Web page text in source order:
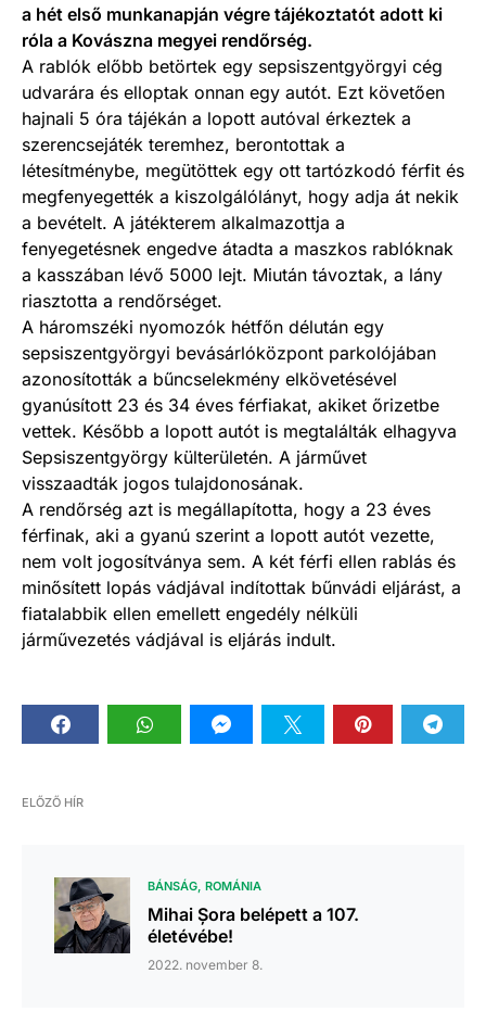
a hét első munkanapján végre tájékoztatót adott ki
róla a Kovászna megyei rendőrség.
A rablók előbb betörtek egy sepsiszentgyörgyi cég
udvarára és elloptak onnan egy autót. Ezt követően
hajnali 5 óra tájékán a lopott autóval érkeztek a
szerencsejáték teremhez, berontottak a
létesítménybe, megütöttek egy ott tartózkodó férfit és
megfenyegették a kiszolgálólányt, hogy adja át nekik
a bevételt. A játékterem alkalmazottja a
fenyegetésnek engedve átadta a maszkos rablóknak
a kasszában lévő 5000 lejt. Miután távoztak, a lány
riasztotta a rendőrséget.
A háromszéki nyomozók hétfőn délután egy
sepsiszentgyörgyi bevásárlóközpont parkolójában
azonosították a bűncselekmény elkövetésével
gyanúsított 23 és 34 éves férfiakat, akiket őrizetbe
vettek. Később a lopott autót is megtalálták elhagyva
Sepsiszentgyörgy külterületén. A járművet
visszaadták jogos tulajdonosának.
A rendőrség azt is megállapította, hogy a 23 éves
férfinak, aki a gyanú szerint a lopott autót vezette,
nem volt jogosítványa sem. A két férfi ellen rablás és
minősített lopás vádjával indítottak bűnvádi eljárást, a
fiatalabbik ellen emellett engedély nélküli
járművezetés vádjával is eljárás indult.
ELŐZŐ HÍR
BÁNSÁG ROMÁNIA
Mihai Șora belépett a 107.
életévébe!
2022. november 8.